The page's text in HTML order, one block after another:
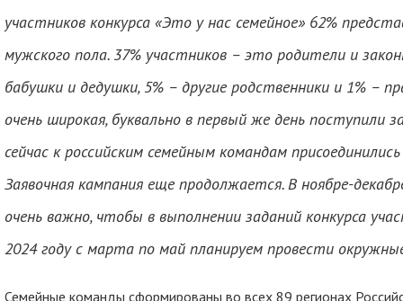
участников конкурса «Это у нас семейное» 62%
мужского пола. 37% участников – это родители и
бабушки и дедушки, 5% – другие родственники и 1% –
очень широкая, буквально в первый же день поступили
сейчас к российским семейным командам
Заявочная кампания еще продолжается. В ноябре-
очень важно, чтобы в выполнении заданий конкурса
2024 году с марта по май планируем провести
Семейные команды сформированы во всех 89 регионах